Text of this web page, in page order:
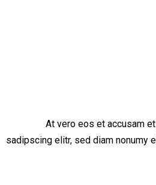
At vero eos et accusam
sadipscing elitr, sed diam nonumy